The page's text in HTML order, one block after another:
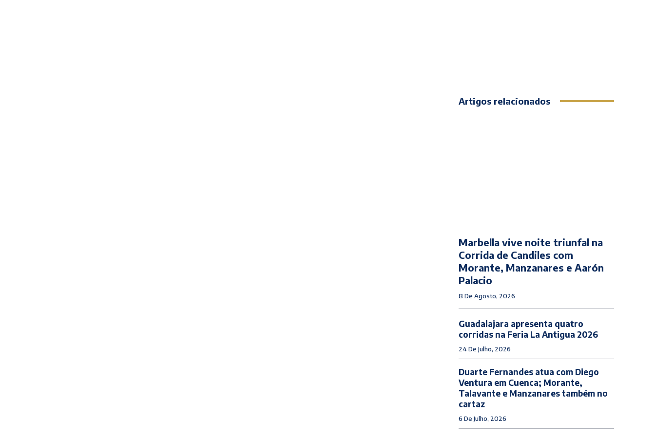
Artigos relacionados
Marbella vive noite triunfal na
Corrida de Candiles com
Morante, Manzanares e Aarón
Palacio
8 De Agosto, 2026
Guadalajara apresenta quatro
corridas na Feria La Antigua 2026
24 De Julho, 2026
Duarte Fernandes atua com Diego
Ventura em Cuenca; Morante,
Talavante e Manzanares também no
cartaz
6 De Julho, 2026